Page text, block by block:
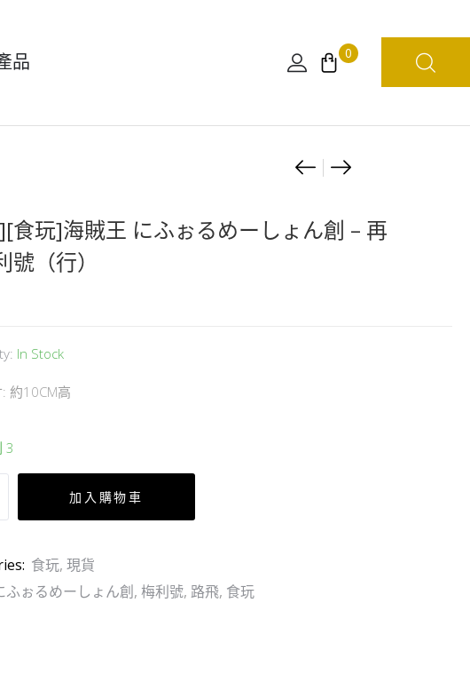
品 0
Product
[11
預
定]
海
王
MEGA
食玩]海賊王 にふぉるめーしょん創 – 再
號（行）
In Stock
約10CM高
3
加入購物車
食玩, 現貨
ふぉるめーしょん創 , 梅利號, 路飛, 食玩